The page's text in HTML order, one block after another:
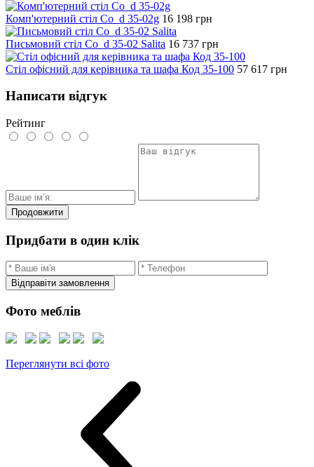
Комп'ютерний стіл Co_d 35-02g 16 198 грн
Письмовий стіл Co_d 35-02 Salita 16 737 грн
Стіл офісний для керівника та шафа Код 35-100 57 617 грн
Написати відгук
Рейтинг
Продовжити
Придбати в один клік
Відправіти замовлення
Фото меблів
Переглянути всі фото